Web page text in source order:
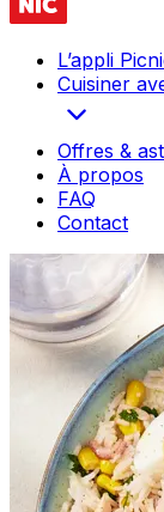
L’appli
Cuisiner
Offres &
À propos
FAQ
Contact